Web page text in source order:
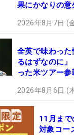
果にかなりの意
2026年8月7日 (
全英で味わった
るはずなのに
った米ツアー
2026年8月6日 (
11月まで
対象コー